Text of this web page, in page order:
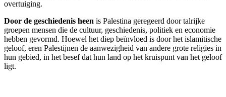
overtuiging.
Door de geschiedenis heen is Palestina geregeerd door talrijke
groepen mensen die de cultuur, geschiedenis, politiek en economie
hebben gevormd. Hoewel het diep beïnvloed is door het islamitische
geloof, eren Palestijnen de aanwezigheid van andere grote religies in
hun gebied, in het besef dat hun land op het kruispunt van het geloof
ligt.